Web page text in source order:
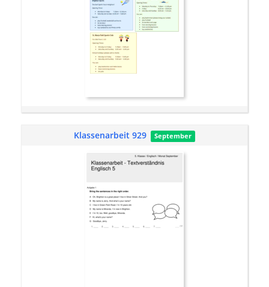
Klassenarbeit 929 September